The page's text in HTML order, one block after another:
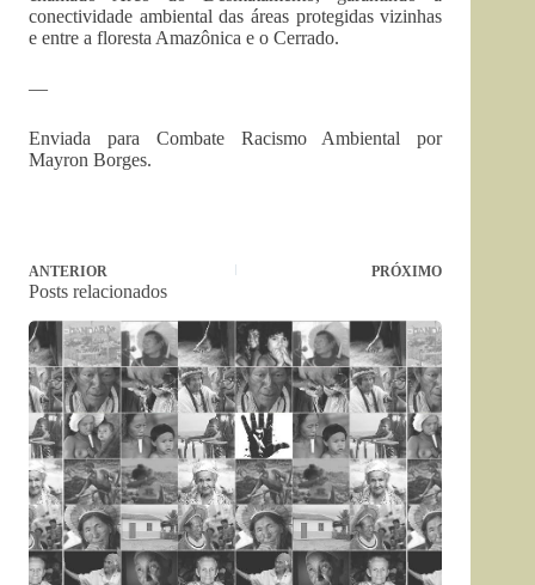
conectividade ambiental das áreas protegidas vizinhas
e entre a floresta Amazônica e o Cerrado.
—
Enviada para Combate Racismo Ambiental por
Mayron Borges.
ANTERIOR PRÓXIMO
Posts relacionados